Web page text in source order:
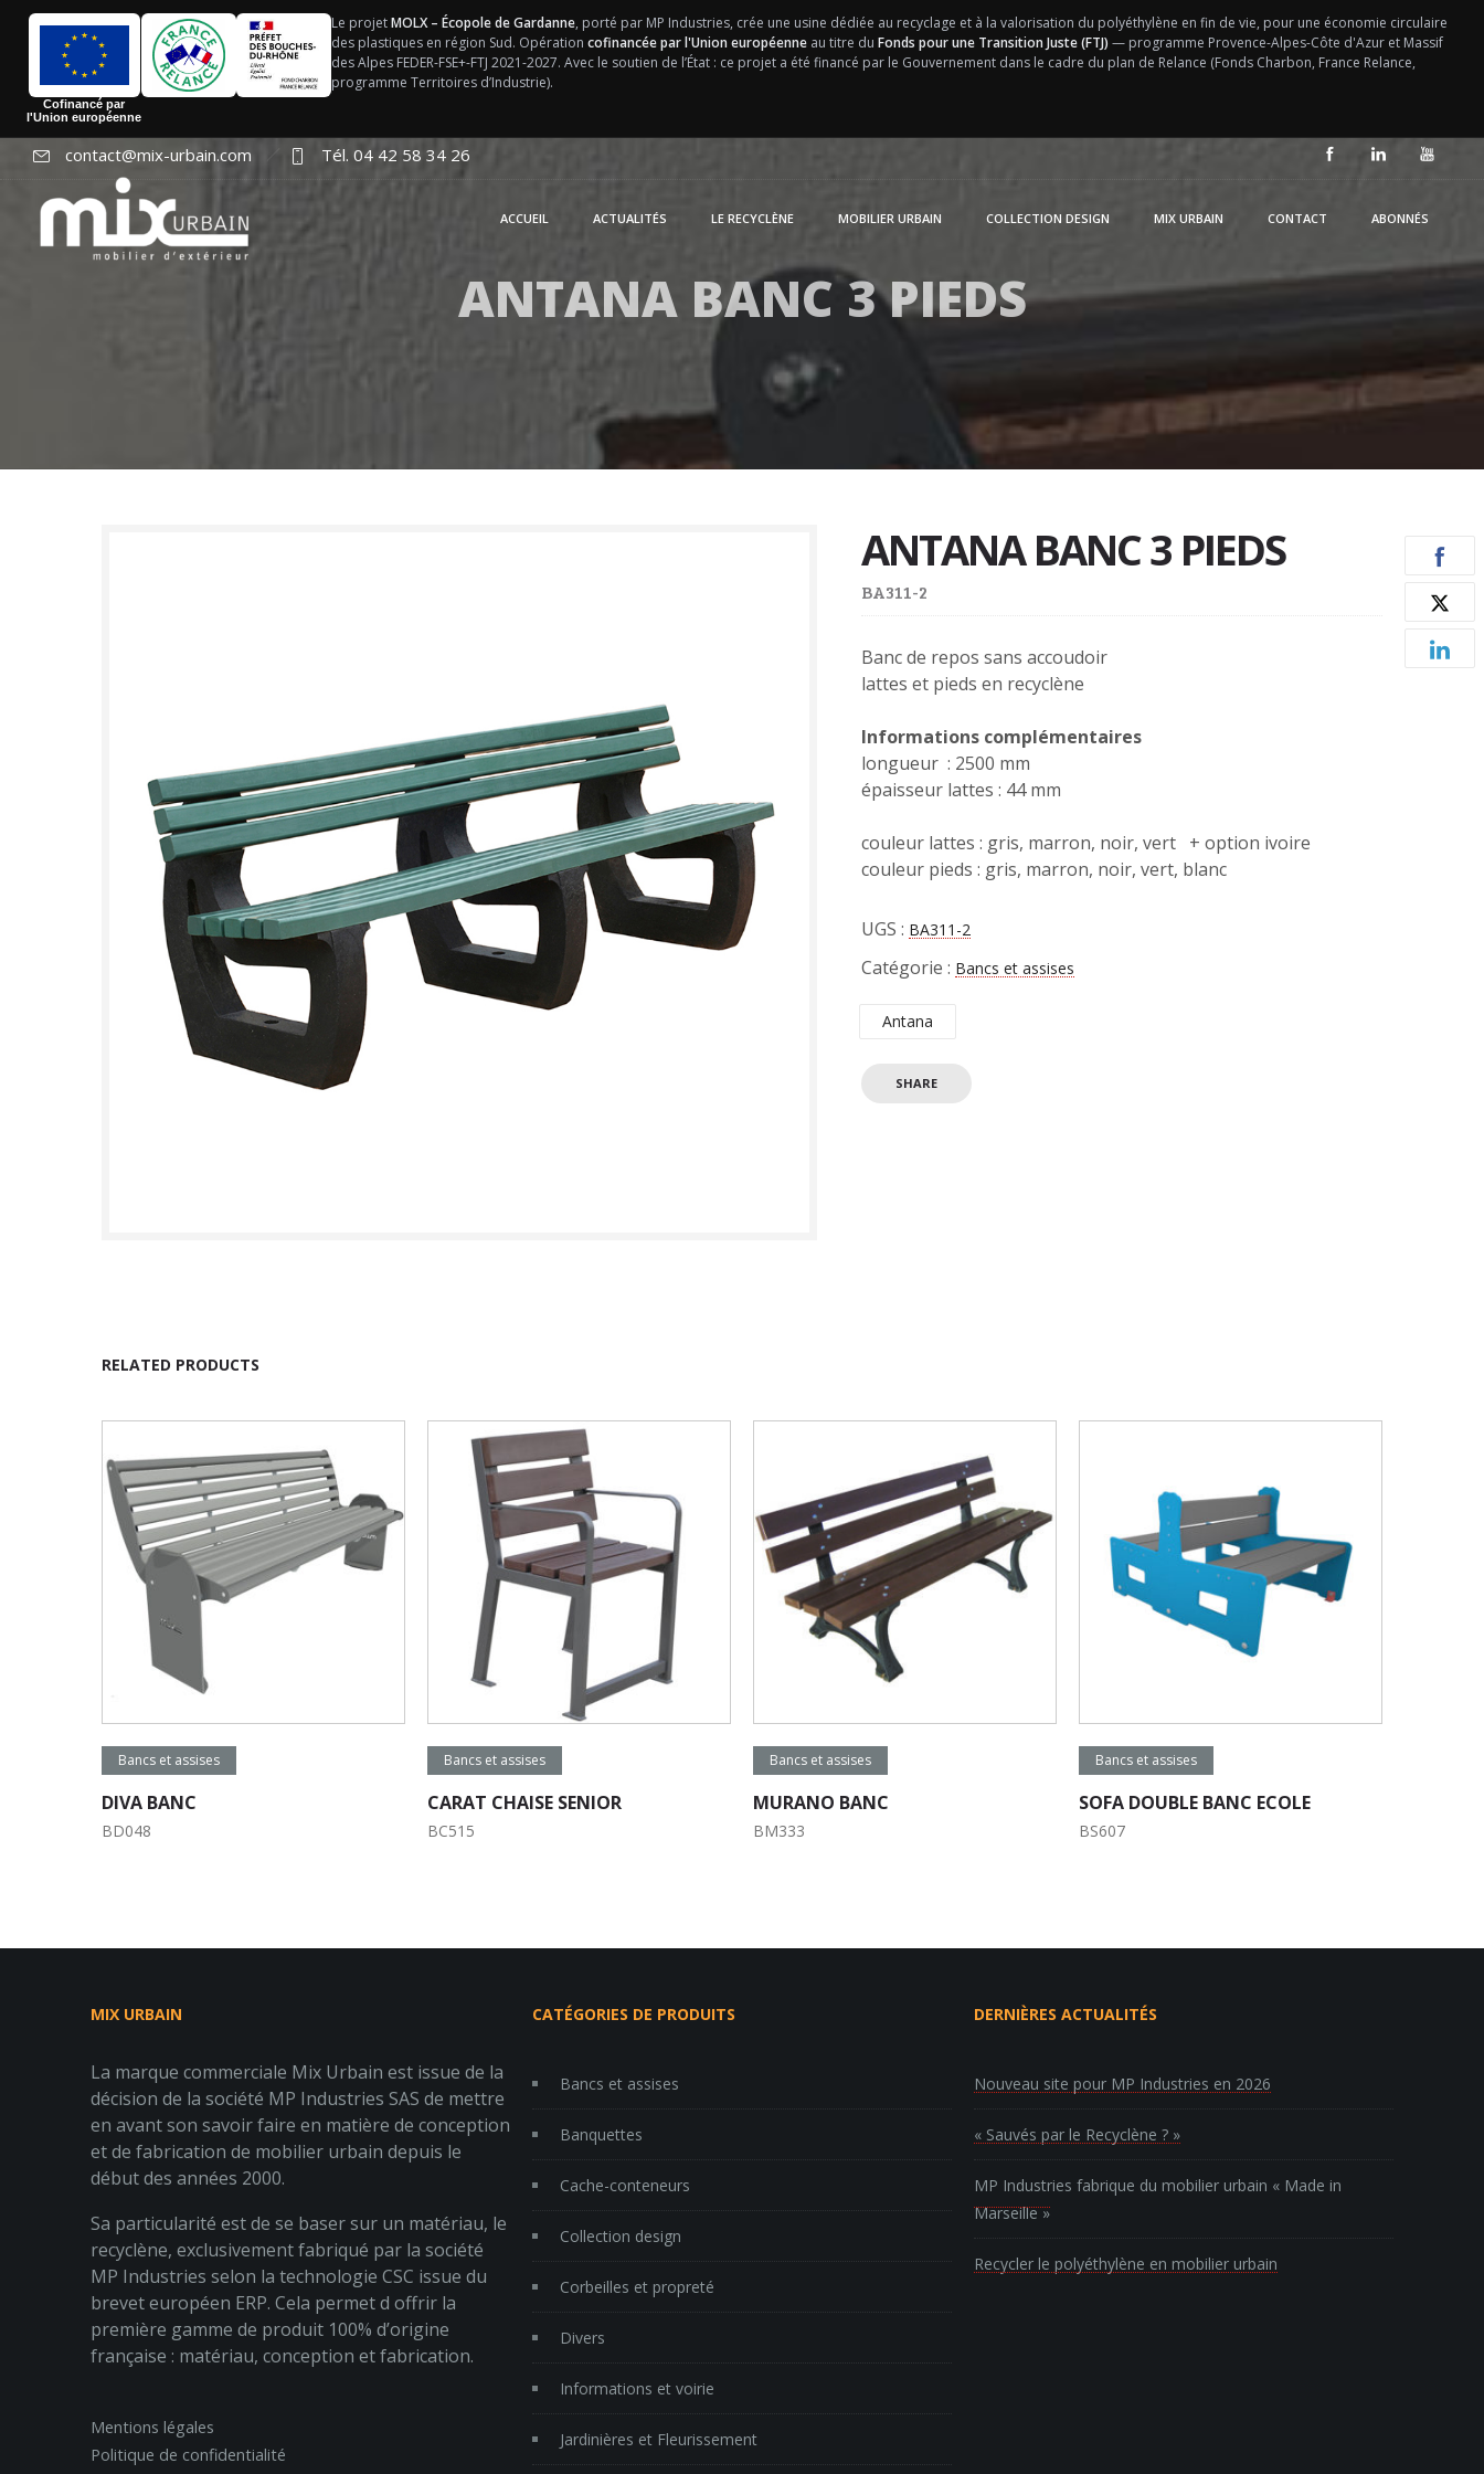
Cofinancé par
l'Union européenne
Le projetMOLX – Écopole de Gardanne, porté par MP Industries, crée une usine dédiée au recyclage et à la valorisation du polyéthylène en fin de vie, pour une économie circulaire
des plastiques en région Sud. Opération cofinancée par l'Union européenneau titre du Fonds pour une Transition Juste (FTJ) — programme Provence-Alpes-Côte d'Azur et Massif
des Alpes FEDER-FSE+-FTJ 2021-2027. Avec le soutien de l’État : ce projet a été financé par le Gouvernement dans le cadre du plan de Relance (Fonds Charbon, France Relance,
programme Territoires d’Industrie).
contact@mix-urbain.com Tél. 04 42 58 34 26
ACCUEIL ACTUALITÉS LE RECYCLÈNE MOBILIER URBAIN COLLECTION DESIGN MIX URBAIN CONTACT ABONNÉS
ANTANA BANC 3 PIEDS
ANTANA BANC 3 PIEDS
BA311-2
Banc de repos sans accoudoir
lattes et pieds en recyclène
Informations complémentaires
longueur : 2500 mm
épaisseur lattes : 44 mm
couleur lattes : gris, marron, noir, vert + option ivoire
couleur pieds : gris, marron, noir, vert, blanc
UGS : BA311-2
Catégorie : Bancs et assises
Antana
SHARE
RELATED PRODUCTS
Lire la suite
Bancs et assises
DIVA BANC
BD048
Lire la suite
Bancs et assises
CARAT CHAISE SENIOR
BC515
Lire la suite
Bancs et assises
MURANO BANC
BM333
Lire la suite
Bancs et assises
SOFA DOUBLE BANC ECOLE
BS607
MIX URBAIN
La marque commerciale Mix Urbain est issue de la
décision de la société MP Industries SAS de mettre
en avant son savoir faire en matière de conception
et de fabrication de mobilier urbain depuis le
début des années 2000.
Sa particularité est de se baser sur un matériau, le
recyclène, exclusivement fabriqué par la société
MP Industries selon la technologie CSC issue du
brevet européen ERP. Cela permet d offrir la
première gamme de produit 100% d’origine
française : matériau, conception et fabrication.
Mentions légales
Politique de confidentialité
CATÉGORIES DE PRODUITS
Bancs et assises
Banquettes
Cache-conteneurs
Collection design
Corbeilles et propreté
Divers
Informations et voirie
Jardinières et Fleurissement
DERNIÈRES ACTUALITÉS
Nouveau site pour MP Industries en 2026
« Sauvés par le Recyclène ? »
MP Industries fabrique du mobilier urbain « Made in
Marseille »
Recycler le polyéthylène en mobilier urbain